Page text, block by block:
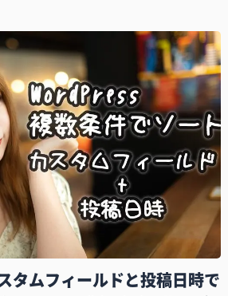
タムフィールドと投稿日時で